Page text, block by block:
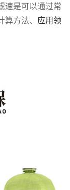
速是可以通过常
方法、 应用领